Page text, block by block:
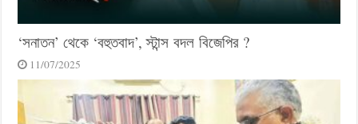
‘সনাতন’ থেকে ‘বহুতবাদ’, স্টান্স বদল বিজেপির ?
11/07/2025